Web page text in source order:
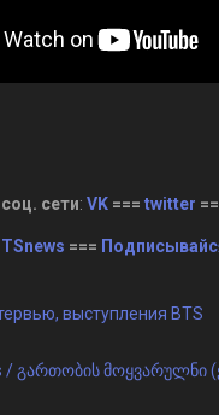
сети: VK=== twitter
===
выступления BTS
/ გართობის მოყვარულნი